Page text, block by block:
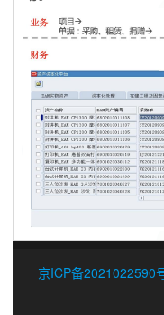
京ICP备2021022590